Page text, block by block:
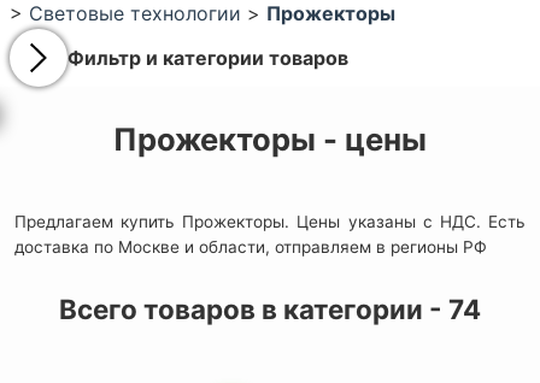
> Световые технологии > Прожекторы
Фильтр и категории товаров
Прожекторы - цены
Предлагаем купить Прожекторы. Цены указаны с НДС. Есть
доставка по Москве и области, отправляем в регионы РФ
Всего товаров в категории - 74